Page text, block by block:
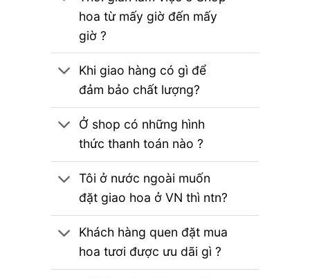
hoa từ mấy giờ đến mấy
giờ ?
Khi giao hàng có gì để
đảm bảo chất lượng?
Ở shop có những hình
thức thanh toán nào ?
Tôi ở nước ngoài muốn
đặt giao hoa ở VN thì ntn?
Khách hàng quen đặt mua
hoa tươi được ưu dãi gì ?